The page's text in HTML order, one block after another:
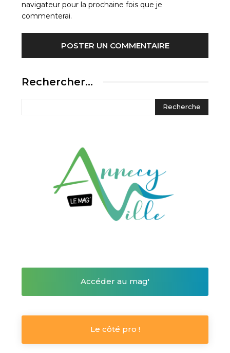
navigateur pour la prochaine fois que je
commenterai.
Rechercher…
Accéder au mag'
Le côté pro !